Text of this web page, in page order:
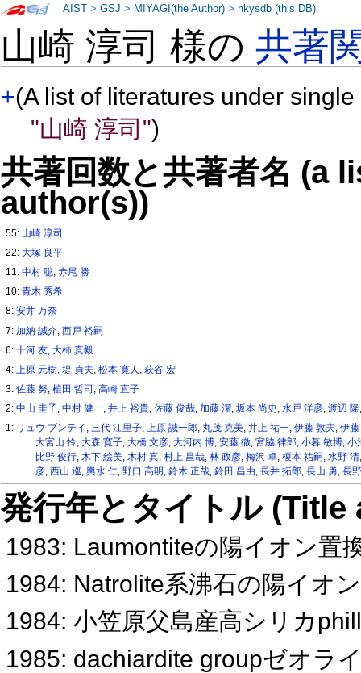
山崎 淳司 様の共著
+(A list of literatures under
"山崎 淳司")
共著回数と共著者名 (a
author(s))
55: 山崎 淳司
22:大塚 良平
11:中村 聡,赤尾 勝
10:青木 秀希
8:安井 万奈
7:加納 誠介 ,西戸 裕嗣
6:十河 友 ,大柿 真毅
4:
上原 元樹 ,堤 貞夫 ,松本 寛人 ,萩谷 宏
3:佐藤 努 ,植田 哲司 ,高崎 直子
2:中山 圭子 ,中村 健一 ,井上 裕貴 ,佐藤 俊哉 ,加藤 潔 ,坂本 尚史 ,水戸 洋彦 ,渡辺 隆
1: リュウ ブンテイ 三代 江里子 上原 誠一郎 丸茂 克美 ,井上 祐一 ,伊藤 敦夫 ,伊
大宮山 怜, 大森 寛子, 大橋 文彦, 大河内 博, 安藤 徹, 宮脇 律郎, 小暮 敏博, 小
比野 俊行, 木下 絵美, 木村 真, 村上 昌哉, 林 政彦, 梅沢 卓, 榎本 祐嗣 水野 清
彦, 西山 巡 輿水 仁 野口 高明 鈴木 正哉, 鈴田 昌由 長井 拓郎, 長山 勇 長
発行年とタイトル
1983: Laumontiteの陽イオン置
1984: Natrolite系沸石の陽イオ
1984: 小笠原父島産高シリカ
1985: dachiardite groupゼオラ
AIST >GSJ > MIYAGI(the Author) >nkysdb (this DB)